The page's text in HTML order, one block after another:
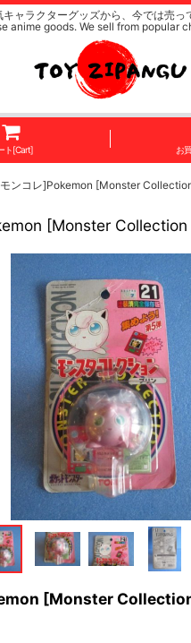
ャラクターグッズから、今では売
anime goods. We sell from popular
ト[Cart] お
ンコレ]Pokemon [Monster
[Monster
[Monster